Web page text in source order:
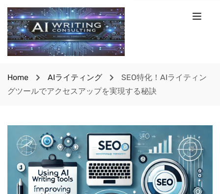
Home AIライティング
SEO特化！AIライティン
グツールでアクセスアップを実現する秘訣